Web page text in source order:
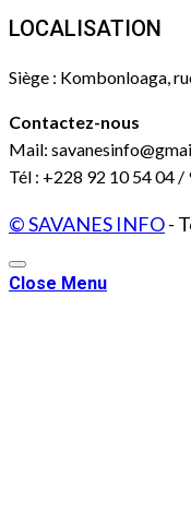
LOCALISATION
Siège : Kombonloaga,
Contactez-nous
Mail:
Tél : +228 92 10 54 04 /
© SAVANES INFO-
Close Menu